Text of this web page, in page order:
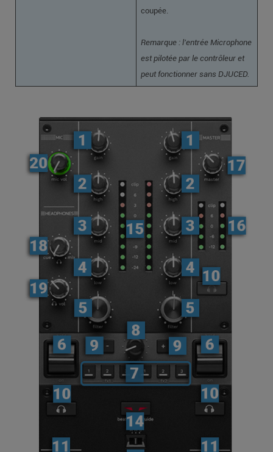
coupée.
Remarque : l’entrée Microphone
est pilotée par le contrôleur et
peut fonctionner sans DJUCED.